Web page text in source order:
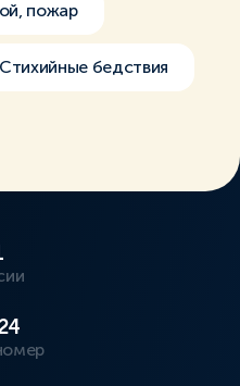
пожар
Стихийные бедствия